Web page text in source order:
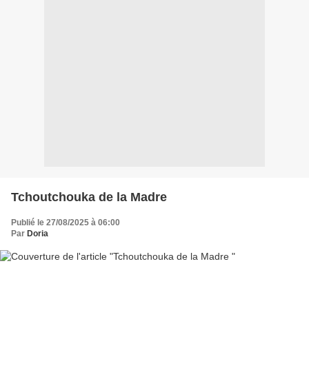
Tchoutchouka de la Madre
Publié le 27/08/2025 à 06:00
Par Doria